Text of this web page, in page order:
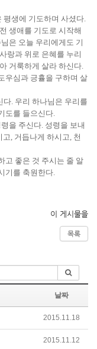
평생에 기도하며 사셨다.
전 생애를 기도로 시작해
은 오늘 우리에게도 기
랑과 위로 은혜를 누리
거룩하게 살라 하신다.
우심과 긍휼을 구하며 살
다. 우리 하나님은 우리를
도를 들으신다.
을 주신다. 성령을 보내
고, 거듭나게 하시고, 천
고 좋은 것 주시는 줄 알
기를 축원한다.
이 게시물을
목록
날짜
2015.11.18
2015.11.12